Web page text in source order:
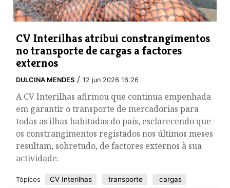
​CV Interilhas atribui constrangimentos
no transporte de cargas a factores
externos
DULCINA MENDES / 12 jun 2026 16:26
A CV Interilhas afirmou que continua empenhada
em garantir o transporte de mercadorias para
todas as ilhas habitadas do país, esclarecendo que
os constrangimentos registados nos últimos meses
resultam, sobretudo, de factores externos à sua
actividade.
Tópicos ​CV Interilhas transporte cargas